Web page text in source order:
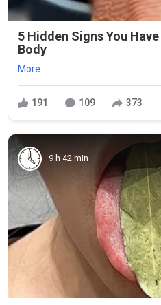
5 Hidden Signs You
Body
More
191 109 373
9 h 42 min